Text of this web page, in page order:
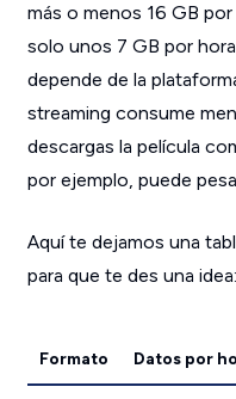
más o menos 16 GB
solo unos 7 GB por
depende de la
streaming consume
descargas la película
por ejemplo, puede
Aquí te dejamos una
para que te des una idea:
Formato Datos por